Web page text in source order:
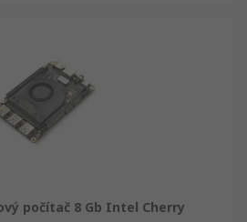
počítač 8 Gb Intel Cherry